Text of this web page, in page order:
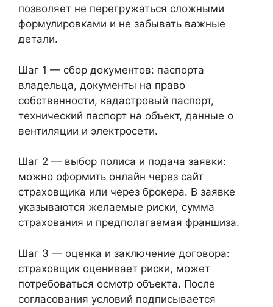
позволяет не перегружаться сложными
формулировками и не забывать важные
детали.
Шаг 1 — сбор документов: паспорта
владельца, документы на право
собственности, кадастровый паспорт,
технический паспорт на объект, данные о
вентиляции и электросети.
Шаг 2 — выбор полиса и подача заявки:
можно оформить онлайн через сайт
страховщика или через брокера. В заявке
указываются желаемые риски, сумма
страхования и предполагаемая франшиза.
Шаг 3 — оценка и заключение договора:
страховщик оценивает риски, может
потребоваться осмотр объекта. После
согласования условий подписывается